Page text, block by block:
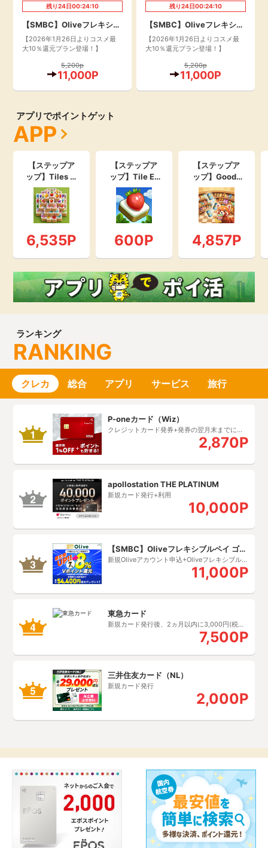
残り24日00:24:09
【SMBC】Oliveフレキシブ
ルペイ プラチナプリファー
ド
【2026年1月26日よりコスメ最
大10％還元プラン登場！】
5,200p
11,000P
残り24日00:24:09
【SMBC】Oliveフレキシブ
ルペイ ゴールド
【2026年1月26日よりコスメ最
大10％還元プラン登場！】
5,200p
11,000P
アプリでポイントゲット
APP
【ステップア
ップ】Tiles M
ystery: Stack
ed Match_レ
ベル10000ク
リア(Android)
6,535P
【ステップア
ップ】Tile Ex
plorer - トリ
プルマッチ_30
日間で600レ
ベルクリア_C
(Android)
600P
【ステップア
ップ】Goods
Match 3D - S
helf Cleaner_
レベル2000ク
リア(Android)
4,857P
ランキング
RANKING
クレカ 総合 アプリ サービス 旅行
P-oneカード（Wiz）
クレジットカード発券+発券の翌月末までに１
2,870P
apollostation THE PLATINUM
新規カード発行+利用
10,000P
【SMBC】Oliveフレキシブルペイ ゴー
ルド
新規Oliveアカウント申込+Oliveフレキシブルペ
イ ゴールドクレジットモード追加完了
11,000P
東急カード
新規カード発行後、2ヵ月以内に3,000円(税込)
7,500P
三井住友カード（NL）
新規カード発行
2,000P